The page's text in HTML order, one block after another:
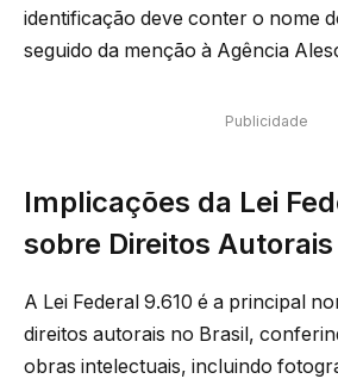
identificação deve conter o nome
seguido da menção à Agência
Publicidade
Implicações da Lei
sobre Direitos Autorais
A Lei Federal 9.610 é a principal
direitos autorais no Brasil,
obras intelectuais, incluindo